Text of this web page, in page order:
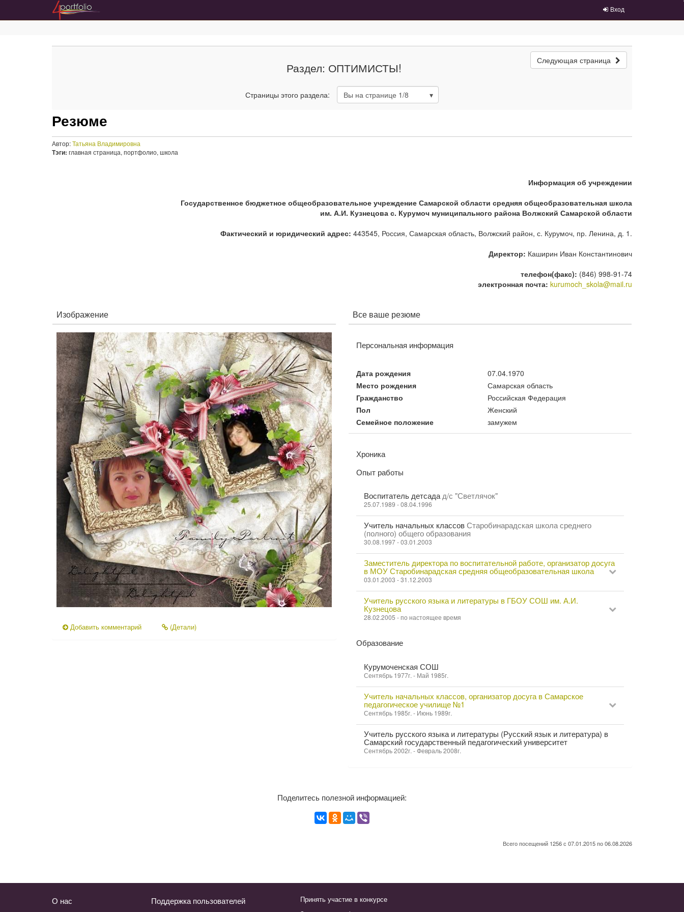
Вход
Следующая страница
Раздел: ОПТИМИСТЫ!
Страницы этого раздела: Вы на странице 1/8
Резюме
Автор:Татьяна Владимировна
Тэги: главная страница, портфолио, школа
Информация об учреждении
Государственное бюджетное общеобразовательное учреждение Самарской области средняя общеобразовательная школа
им. А.И. Кузнецова с. Курумоч муниципального района Волжский Самарской области
Фактический и юридический адрес: 443545, Россия, Самарская область, Волжский район, с. Курумоч, пр. Ленина, д. 1.
Директор: Каширин Иван Константинович
телефон(факс): (846) 998-91-74
электронная почта: kurumoch_skola@mail.ru
Изображение
Добавить комментарий (Детали)
Все ваше резюме
Персональная информация
Дата рождения
07.04.1970
Место рождения
Самарская область
Гражданство
Российская Федерация
Пол
Женский
Семейное положение
замужем
Хроника
Опыт работы
Воспитатель детсада д/с "Светлячок"
25.07.1989 - 08.04.1996
Учитель начальных классовСтаробинарадская школа среднего
(полного) общего образования
30.08.1997 - 03.01.2003
Заместитель директора по воспитательной работе, организатор досуга
в МОУ Старобинарадская средняя общеобразовательная школа
03.01.2003 - 31.12.2003
Учитель русского языка и литературы в ГБОУ СОШ им. А.И.
Кузнецова
28.02.2005 - по настоящее время
Образование
Курумоченская СОШ
Сентябрь 1977г. - Май 1985г.
Учитель начальных классов, организатор досуга в Самарское
педагогическое училище №1
Сентябрь 1985г. - Июнь 1989г.
Учитель русского языка и литературы (Русский язык и литература) в
Самарский государственный педагогический университет
Сентябрь 2002г. - Февраль 2008г.
Поделитесь полезной информацией:
Всего посещений 1256 с 07.01.2015 по 06.08.2026
О нас Поддержка пользователей
Принять участие в конкурсе